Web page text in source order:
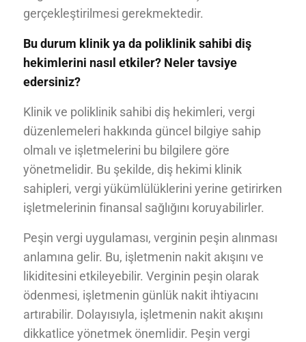
gerçekleştirilmesi gerekmektedir.
Bu durum klinik ya da poliklinik sahibi diş
hekimlerini nasıl etkiler? Neler tavsiye
edersiniz?
Klinik ve poliklinik sahibi diş hekimleri, vergi
düzenlemeleri hakkında güncel bilgiye sahip
olmalı ve işletmelerini bu bilgilere göre
yönetmelidir. Bu şekilde, diş hekimi klinik
sahipleri, vergi yükümlülüklerini yerine getirirken
işletmelerinin finansal sağlığını koruyabilirler.
Peşin vergi uygulaması, verginin peşin alınması
anlamına gelir. Bu, işletmenin nakit akışını ve
likiditesini etkileyebilir. Verginin peşin olarak
ödenmesi, işletmenin günlük nakit ihtiyacını
artırabilir. Dolayısıyla, işletmenin nakit akışını
dikkatlice yönetmek önemlidir. Peşin vergi